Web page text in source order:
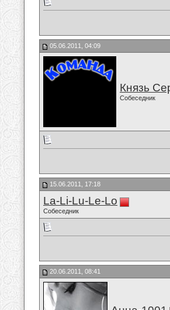
05.06.2011, 04:09
Князь
Собеседник
15.06.2011, 17:18
La-Li-Lu-Le-Lo
Собеседник
20.06.2011, 08:41